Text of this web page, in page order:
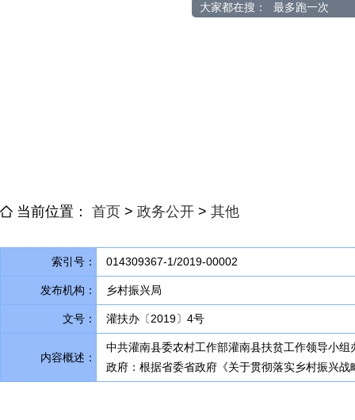
大家都在搜： 最多跑一次
当前位置： 首页 > 政务公开 > 其他
索引号： 014309367-1/2019-00002
发布机构： 乡村振兴局
文号： 灌扶办〔2019〕4号
内容概述：
中共灌南县委农村工作部灌南县扶贫工作领导小
政府：根据省委省政府《关于贯彻落实乡村振兴